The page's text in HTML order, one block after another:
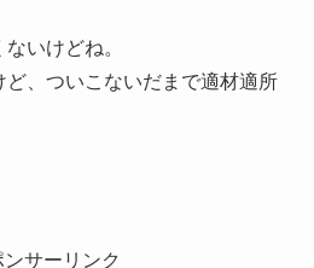
いけどね。
、ついこないだまで適材適所
ンサーリンク